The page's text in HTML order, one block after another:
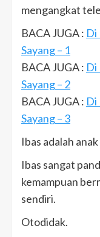
mengangkat
BACA JUGA : Di
Sayang – 1
BACA JUGA : Di
Sayang – 2
BACA JUGA : Di
Sayang – 3
Ibas adalah
Ibas sangat
kemampuan
sendiri.
Otodidak.